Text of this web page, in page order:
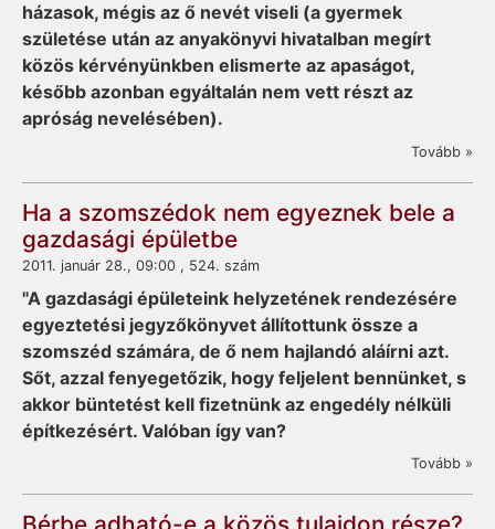
házasok, mégis az ő nevét viseli (a gyermek
születése után az anyakönyvi hivatalban megírt
közös kérvényünkben elismerte az apaságot,
később azonban egyáltalán nem vett részt az
apróság nevelésében).
Tovább »
Ha a szomszédok nem egyeznek bele a
gazdasági épületbe
2011. január 28., 09:00 , 524. szám
"A gazdasági épületeink helyzetének rendezésére
egyeztetési jegyzőkönyvet állítottunk össze a
szomszéd számára, de ő nem hajlandó aláírni azt.
Sőt, azzal fenyegetőzik, hogy feljelent bennünket, s
akkor büntetést kell fizetnünk az engedély nélküli
építkezésért. Valóban így van?
Tovább »